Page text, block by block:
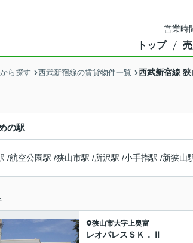
営業時
トップ
ら探す 西武新宿線の賃貸物件一覧 西武新宿線
の駅
/航空公園駅 /狭山市駅 /所沢駅 /小手指駅 /新狭山
狭山市大字上奥富
レオパレスＳＫ．Ⅱ